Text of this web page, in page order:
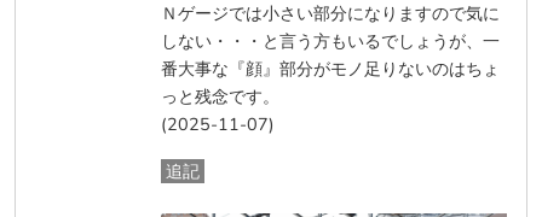
Ｎゲージでは小さい部分になりますので気に
しない・・・と言う方もいるでしょうが、一
番大事な『顔』部分がモノ足りないのはちょ
っと残念です。
(2025-11-07)
追記